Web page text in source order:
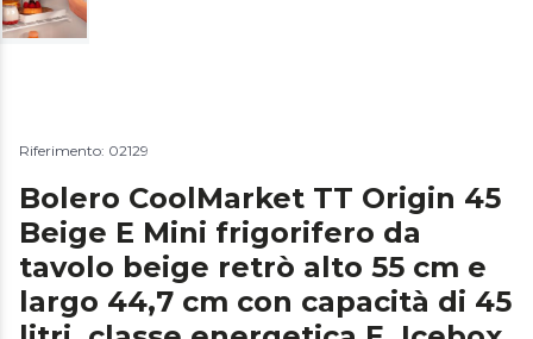
Riferimento: 02129
Bolero CoolMarket TT Origin 45
Beige E Mini frigorifero da
tavolo beige retrò alto 55 cm e
largo 44,7 cm con capacità di 45